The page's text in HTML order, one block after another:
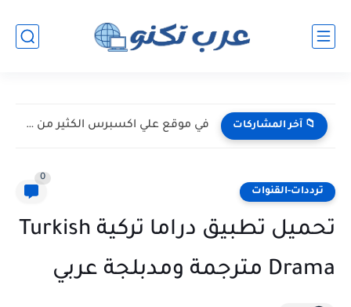
📁 آخر المشاركات في موقع علي اكسبرس الكثير من الخبايا
ترددات-القنوات
0
تحميل تطبيق دراما تركية Turkish
Drama مترجمة ومدبلجة عربي